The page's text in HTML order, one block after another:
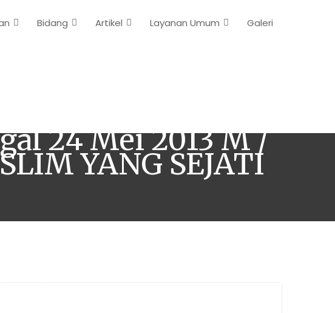
Bidang Artikel Layanan Umum Galeri
Baiturrahman
24 Mei 2013 M /
YANG SEJATI